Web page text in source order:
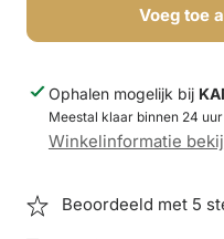
Voeg toe
Ophalen mogelijk bij
Meestal klaar binnen 24 uur
Winkelinformatie
Beoordeeld met 5